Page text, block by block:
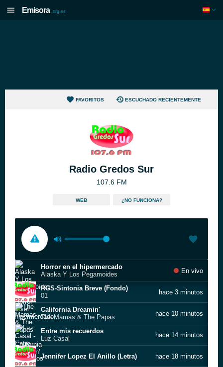
Emisora .org.es
FAVORITOS ESCUCHADO RECIENTEMENTE
Radio Gredos Sur
107.6 FM
WEB ¿NO FUNCIONA?
Horror en el hipermercado
Alaska Y Los Pegamoides
En vivo
RGS-Sintonia Breve (Fondo)
01
hace 3 minutos
California Dreamin'
The Mamas & The Papas
hace 10 minutos
Entre mis recuerdos
Luz Casal
hace 14 minutos
Jennifer Lopez El Anillo (Letra) hace 18 minutos